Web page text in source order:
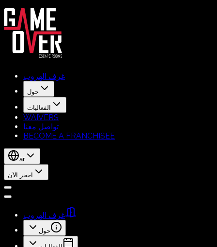
غرف الهروب
حول
الفعاليات
WAIVERS
تواصل معنا
BECOME A FRANCHISEE
ar
احجز الآن
غرف الهروب
حول